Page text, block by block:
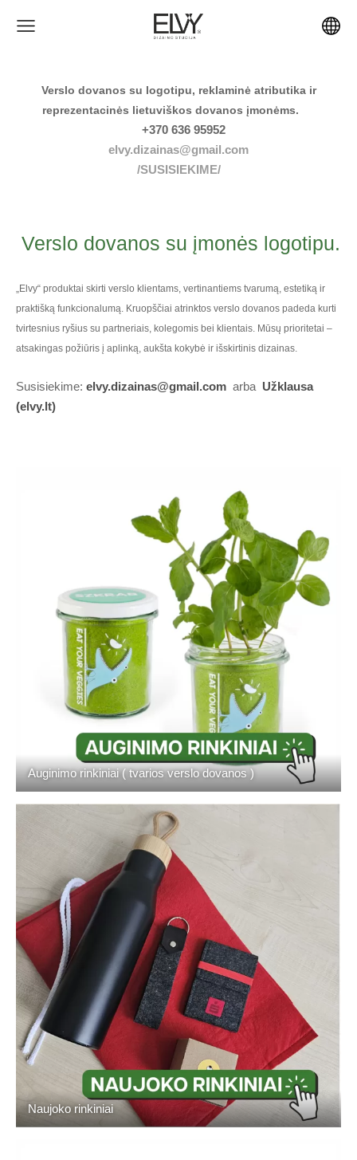
Verslo dovanos su logotipu, reklaminė atributika ir
reprezentacinės lietuviškos dovanos įmonėms.
+370 636 95952
elvy.dizainas@gmail.com
/SUSISIEKIME/
Verslo dovanos su įmonės logotipu.
„Elvy“ produktai skirti verslo klientams, vertinantiems tvarumą, estetiką ir
praktišką funkcionalumą. Kruopščiai atrinktos verslo dovanos padeda kurti
tvirtesnius ryšius su partneriais, kolegomis bei klientais. Mūsų prioritetai –
atsakingas požiūris į aplinką, aukšta kokybė ir išskirtinis dizainas.
Susisiekime: elvy.dizainas@gmail.com arba Užklausa
(elvy.lt)
Auginimo rinkiniai ( tvarios verslo dovanos )
Naujoko rinkiniai